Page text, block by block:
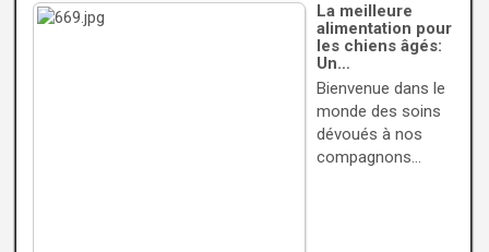
La meilleure
alimentation pour
les chiens âgés:
Un…
Bienvenue dans le
monde des soins
dévoués à nos
compagnons…